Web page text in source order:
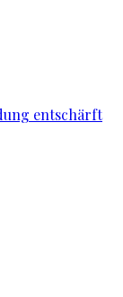
entschärft